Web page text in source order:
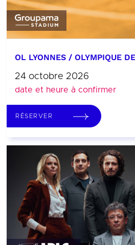
OL LYONNES / OLYMPIQUE
24 octobre 2026
date et heure à confirmer
RÉSERVER